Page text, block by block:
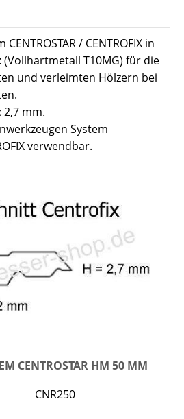
/ CENTROFIX in
(Vollhartmetall T10MG) für die
und verleimten Hölzern bei
2,7 mm.
System
verwendbar.
CENTROSTAR HM 50 MM
CNR250